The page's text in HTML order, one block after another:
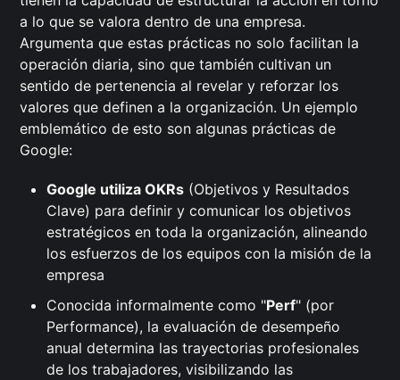
a lo que se valora dentro de una empresa.
Argumenta que estas prácticas no solo facilitan la
operación diaria, sino que también cultivan un
sentido de pertenencia al revelar y reforzar los
valores que definen a la organización. Un ejemplo
emblemático de esto son algunas prácticas de
Google:
Google utiliza OKRs (Objetivos y Resultados
Clave) para definir y comunicar los objetivos
estratégicos en toda la organización, alineando
los esfuerzos de los equipos con la misión de la
empresa
Conocida informalmente como "Perf" (por
Performance), la evaluación de desempeño
anual determina las trayectorias profesionales
de los trabajadores, visibilizando las